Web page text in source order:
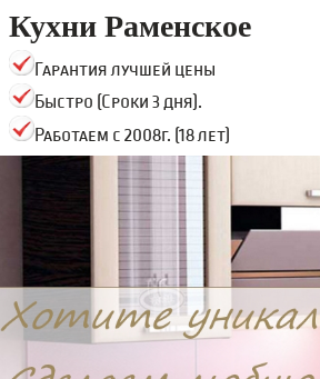
Кухни Раменское
Гарантия лучшей цены
Быстро (Сроки 3 дня).
Работаем с 2008г. (18 лет)